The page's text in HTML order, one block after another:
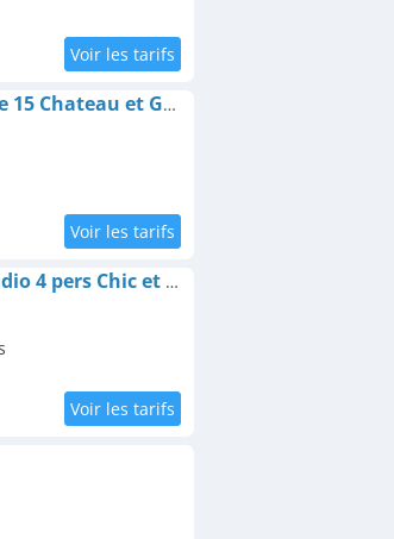
Appartement Chantilly Centre ville 15 Chateau et Gare 102
Le Petit Hameau de Chantilly - Studio 4 pers Chic et Charme au Coeur de Chantilly - Classé 3 étoiles